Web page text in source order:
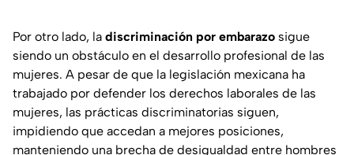
Por otro lado, la discriminación por embarazo sigue
siendo un obstáculo en el desarrollo profesional de las
mujeres. A pesar de que la legislación mexicana ha
trabajado por defender los derechos laborales de las
mujeres, las prácticas discriminatorias siguen,
impidiendo que accedan a mejores posiciones,
manteniendo una brecha de desigualdad entre hombres